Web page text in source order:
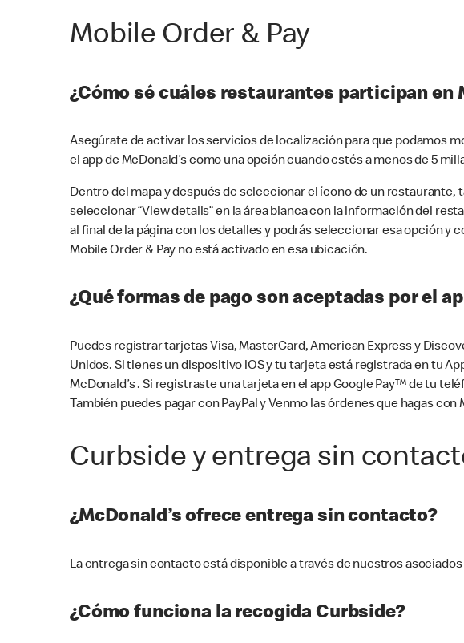
Mobile Order & Pay
¿Cómo sé cuáles restaurantes participan en
Asegúrate de activar los servicios de localización para que podamos
el app de McDonald’s como una opción cuando estés a menos de 5
Dentro del mapa y después de seleccionar el ícono de un
seleccionar “View details” en la área blanca con la información del
al final de la página con los detalles y podrás seleccionar esa opción y
Mobile Order & Pay no está activado en esa ubicación.
¿Qué formas de pago son aceptadas por el
Puedes registrar tarjetas Visa, MasterCard, American Express y
Unidos. Si tienes un dispositivo iOS y tu tarjeta está registrada en tu
McDonald’s . Si registraste una tarjeta en el app Google Pay™ de tu
También puedes pagar con PayPal y Venmo las órdenes que hagas con
Curbside y entrega sin
¿McDonald’s ofrece entrega sin contacto?
La entrega sin contacto está disponible a través de nuestros
¿Cómo funciona la recogida Curbside?